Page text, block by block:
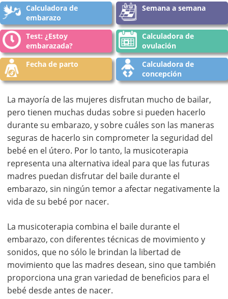
Calculadora de
embarazo
Semana a semana
Test: ¿Estoy
embarazada?
Calculadora de
ovulación
Fecha de parto
Calculadora de
concepción
La mayoría de las mujeres disfrutan mucho de bailar,
pero tienen muchas dudas sobre si pueden hacerlo
durante su embarazo, y sobre cuáles son las maneras
seguras de hacerlo sin comprometer la seguridad del
bebé en el útero. Por lo tanto, la musicoterapia
representa una alternativa ideal para que las futuras
madres puedan disfrutar del baile durante el
embarazo, sin ningún temor a afectar negativamente la
vida de su bebé por nacer.
La musicoterapia combina el baile durante el
embarazo, con diferentes técnicas de movimiento y
sonidos, que no sólo le brindan la libertad de
movimiento que las madres desean, sino que también
proporciona una gran variedad de beneficios para el
bebé desde antes de nacer.